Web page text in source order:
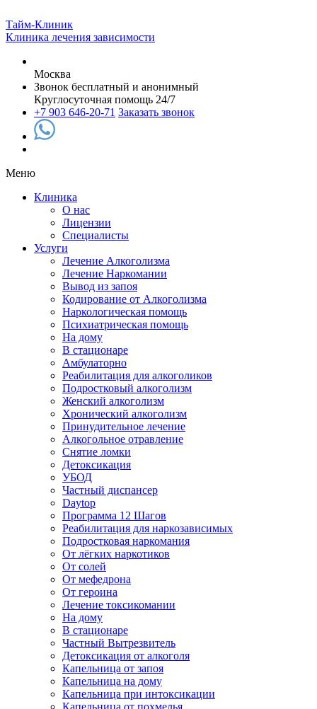
Тайм-Клиник
Клиника лечения зависимости
Москва
Звонок бесплатный и анонимный
Круглосуточная помощь 24/7
+7 903 646-20-71 Заказать звонок
Меню
Клиника
О нас
Лицензии
Специалисты
Услуги
Лечение Алкоголизма
Лечение Наркомании
Вывод из запоя
Кодирование от Алкоголизма
Наркологическая помощь
Психиатрическая помощь
На дому
В стационаре
Амбулаторно
Реабилитация для алкоголиков
Подростковый алкоголизм
Женский алкоголизм
Хронический алкоголизм
Принудительное лечение
Алкогольное отравление
Снятие ломки
Детоксикация
УБОД
Частный диспансер
Daytop
Программа 12 Шагов
Реабилитация для наркозависимых
Подростковая наркомания
От лёгких наркотиков
От солей
От мефедрона
От героина
Лечение токсикомании
На дому
В стационаре
Частный Вытрезвитель
Детоксикация от алкоголя
Капельница от запоя
Капельница на дому
Капельница при интоксикации
Капельница от похмелья